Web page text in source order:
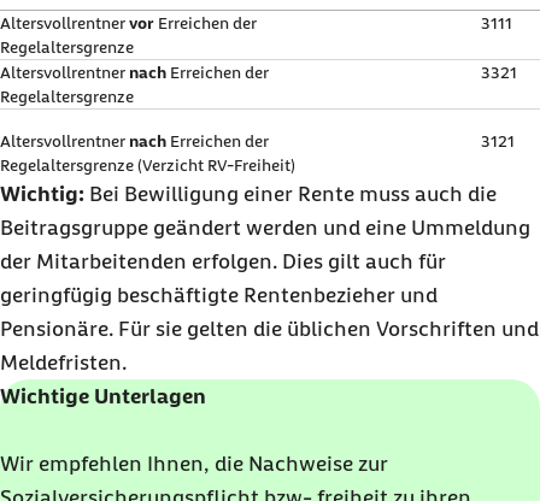
Altersvollrentnervor Erreichen der
Regelaltersgrenze
3111
Altersvollrentner nach Erreichen der
Regelaltersgrenze
3321
Altersvollrentner nach Erreichen der
Regelaltersgrenze (Verzicht RV-Freiheit)
3121
Wichtig: Bei Bewilligung einer Rente muss auch die
Beitragsgruppe geändert werden und eine Ummeldung
der Mitarbeitenden erfolgen. Dies gilt auch für
geringfügig beschäftigte Rentenbezieher und
Pensionäre. Für sie gelten die üblichen Vorschriften und
Meldefristen.
Wichtige Unterlagen
Wir empfehlen Ihnen, die Nachweise zur